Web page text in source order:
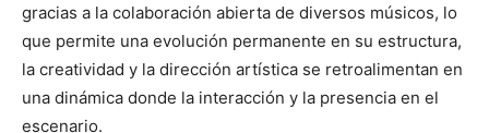
gracias a la colaboración abierta de diversos músicos, lo
que permite una evolución permanente en su estructura,
la creatividad y la dirección artística se retroalimentan en
una dinámica donde la interacción y la presencia en el
escenario.